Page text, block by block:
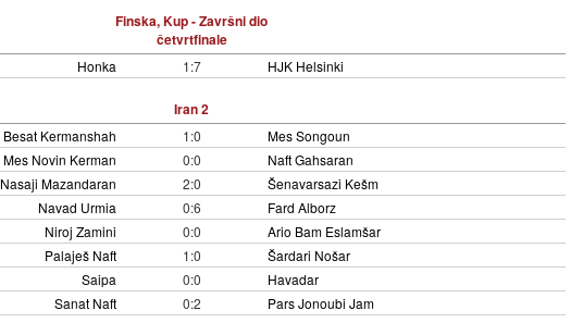
Finska, Kup - Završni dio
četvrtfinale
Honka 1:7 HJK Helsinki
Iran 2
Besat Kermanshah 1:0
Mes Songoun
Mes Novin Kerman
0:0
Naft Gahsaran
Nasaji Mazandaran
2:0
Šenavarsazi Kešm
Navad Urmia
0:6
Fard Alborz
Niroj Zamini
0:0
Ario Bam Eslamšar
Palaješ Naft
1:0
Šardari Nošar
Saipa
0:0
Havadar
Sanat Naft
0:2 Pars Jonoubi Jam